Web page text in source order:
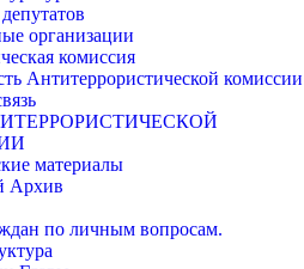
организации
комиссия
Антитеррористической комиссии
материалы
Архив
по личным вопросам.